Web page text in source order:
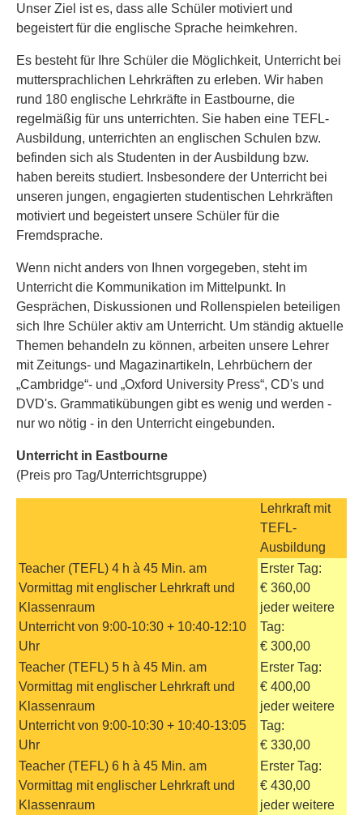
Unser Ziel ist es, dass alle Schüler motiviert und
begeistert für die englische Sprache heimkehren.
Es besteht für Ihre Schüler die Möglichkeit, Unterricht bei
muttersprachlichen Lehrkräften zu erleben. Wir haben
rund 180 englische Lehrkräfte in Eastbourne, die
regelmäßig für uns unterrichten. Sie haben eine TEFL-
Ausbildung, unterrichten an englischen Schulen bzw.
befinden sich als Studenten in der Ausbildung bzw.
haben bereits studiert. Insbesondere der Unterricht bei
unseren jungen, engagierten studentischen Lehrkräften
motiviert und begeistert unsere Schüler für die
Fremdsprache.
Wenn nicht anders von Ihnen vorgegeben, steht im
Unterricht die Kommunikation im Mittelpunkt. In
Gesprächen, Diskussionen und Rollenspielen beteiligen
sich Ihre Schüler aktiv am Unterricht. Um ständig aktuelle
Themen behandeln zu können, arbeiten unsere Lehrer
mit Zeitungs- und Magazinartikeln, Lehrbüchern der
„Cambridge“- und „Oxford University Press“, CD's und
DVD's. Grammatikübungen gibt es wenig und werden -
nur wo nötig - in den Unterricht eingebunden.
Unterricht in Eastbourne
(Preis pro Tag/Unterrichtsgruppe)
Lehrkraft mit
TEFL-
Ausbildung
Teacher (TEFL) 4 h à 45 Min. am
Vormittag mit englischer Lehrkraft und
Klassenraum
Unterricht von 9:00-10:30 + 10:40-12:10
Uhr
Erster Tag:
€ 360,00
jeder weitere
Tag:
€ 300,00
Teacher (TEFL) 5 h à 45 Min. am
Vormittag mit englischer Lehrkraft und
Klassenraum
Unterricht von 9:00-10:30 + 10:40-13:05
Uhr
Erster Tag:
€ 400,00
jeder weitere
Tag:
€ 330,00
Teacher (TEFL) 6 h à 45 Min. am
Vormittag mit englischer Lehrkraft und
Klassenraum
Erster Tag:
€ 430,00
jeder weitere